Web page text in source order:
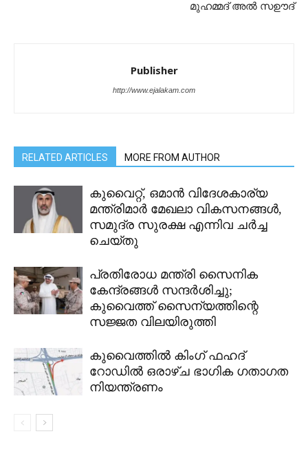
മുഹമ്മദ്‌ അൽ സഊദ്‌
Publisher
http://www.ejalakam.com
RELATED ARTICLES MORE FROM AUTHOR
കുവൈറ്റ്, ഒമാൻ വിദേശകാര്യ
മന്ത്രിമാർ മേഖലാ വികസനങ്ങൾ,
സമുദ്ര സുരക്ഷ എന്നിവ ചർച്ച
ചെയ്തു
പ്രതിരോധ മന്ത്രി സൈനിക
കേന്ദ്രങ്ങൾ സന്ദർശിച്ചു;
കുവൈത്ത് സൈന്യത്തിന്റെ
സജ്ജത വിലയിരുത്തി
കുവൈത്തിൽ കിംഗ് ഫഹദ്
റോഡിൽ ഒരാഴ്ച ഭാഗിക ഗതാഗത
നിയന്ത്രണം